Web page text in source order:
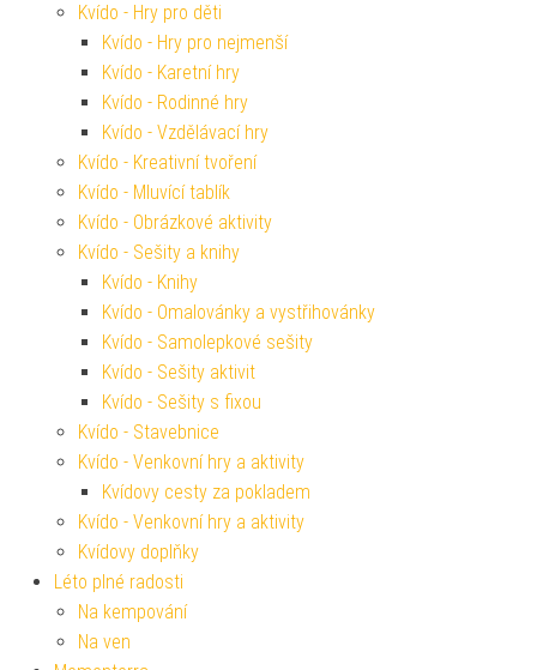
Kvído - Hry pro děti
Kvído - Hry pro nejmenší
Kvído - Karetní hry
Kvído - Rodinné hry
Kvído - Vzdělávací hry
Kvído - Kreativní tvoření
Kvído - Mluvící tablík
Kvído - Obrázkové aktivity
Kvído - Sešity a knihy
Kvído - Knihy
Kvído - Omalovánky a vystřihovánky
Kvído - Samolepkové sešity
Kvído - Sešity aktivit
Kvído - Sešity s fixou
Kvído - Stavebnice
Kvído - Venkovní hry a aktivity
Kvídovy cesty za pokladem
Kvído - Venkovní hry a aktivity
Kvídovy doplňky
Léto plné radosti
Na kempování
Na ven